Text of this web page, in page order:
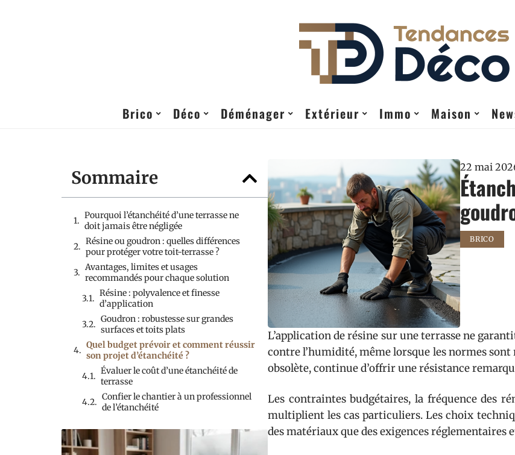
Brico Déco Déménager Extérieur Immo Maison
Sommaire
Pourquoi l’étanchéité d’une terrasse ne
doit jamais être négligée
Résine ou goudron : quelles différences
pour protéger votre toit-terrasse ?
Avantages, limites et usages
recommandés pour chaque solution
Résine : polyvalence et finesse
d’application
Goudron : robustesse sur grandes
surfaces et toits plats
Quel budget prévoir et comment réussir
son projet d’étanchéité ?
Évaluer le coût d’une étanchéité de
terrasse
Confier le chantier à un professionnel
de l’étanchéité
22 mai
BRICO
L’application de résine sur une terrasse ne
contre l’humidité, même lorsque les normes sont
obsolète, continue d’offrir une résistance
Les contraintes budgétaires, la fréquence des
multiplient les cas particuliers. Les choix
des matériaux que des exigences réglementaires